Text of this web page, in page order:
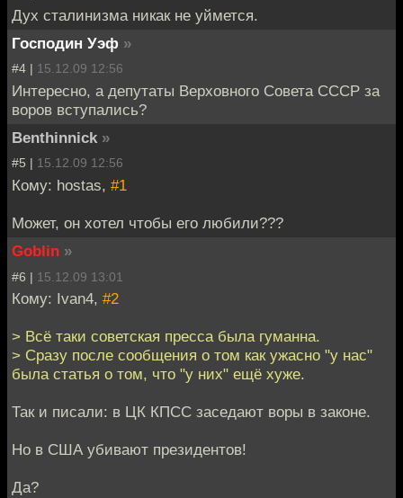
Дух сталинизма никак не уймется.
Господин Уэф »
#4 | 15.12.09 12:56
Интересно, а депутаты Верховного Совета СССР за
воров вступались?
Benthinnick »
#5 | 15.12.09 12:56
Кому: hostas, #1
Может, он хотел чтобы его любили???
Goblin »
#6 | 15.12.09 13:01
Кому: Ivan4, #2
> Всё таки советская пресса была гуманна.
> Сразу после сообщения о том как ужасно "у нас"
была статья о том, что "у них" ещё хуже.
Так и писали: в ЦК КПСС заседают воры в законе.
Но в США убивают президентов!
Да?